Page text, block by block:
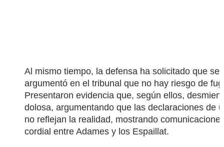
Al mismo tiempo, la defensa ha solicitado que
argumentó en el tribunal que no hay riesgo de
Presentaron evidencia que, según ellos,
dolosa, argumentando que las declaraciones de
no reflejan la realidad, mostrando
cordial entre Adames y los Espaillat.